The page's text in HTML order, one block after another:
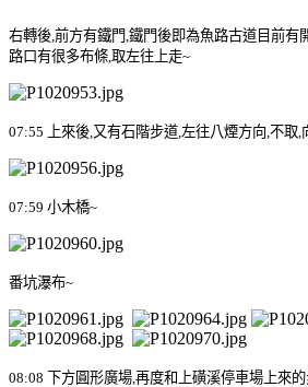
右轉後 前方有鐵門 鐵門後即為魚路古道目前有
路口有很多布條 取左往上走~
07:55 上來後 又有石階步道 左往八煙方向 不取
07:59 小木橋~
番坑瀑布~
08:08 下方圓形廣場 再度和上磺溪停車場上來